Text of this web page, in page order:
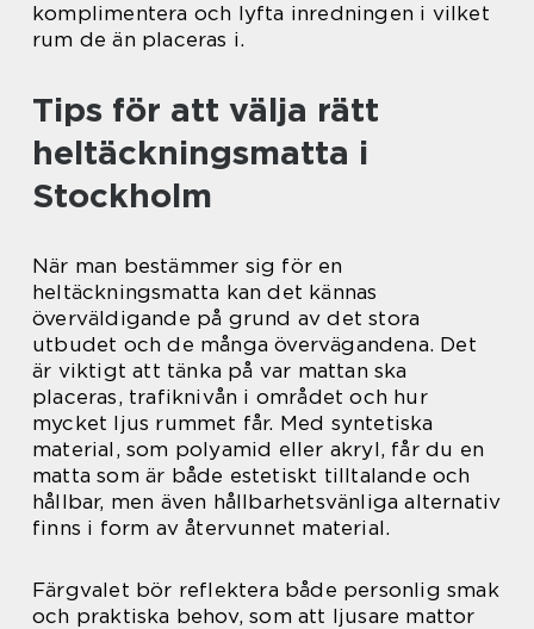
komplimentera och lyfta inredningen i vilket
rum de än placeras i.
Tips för att välja rätt
heltäckningsmatta i
Stockholm
När man bestämmer sig för en
heltäckningsmatta kan det kännas
överväldigande på grund av det stora
utbudet och de många övervägandena. Det
är viktigt att tänka på var mattan ska
placeras, trafiknivån i området och hur
mycket ljus rummet får. Med syntetiska
material, som polyamid eller akryl, får du en
matta som är både estetiskt tilltalande och
hållbar, men även hållbarhetsvänliga alternativ
finns i form av återvunnet material.
Färgvalet bör reflektera både personlig smak
och praktiska behov, som att ljusare mattor